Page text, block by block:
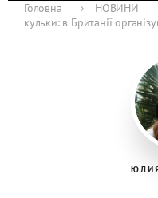
Головна › НОВИНИ
кульки: в Британії